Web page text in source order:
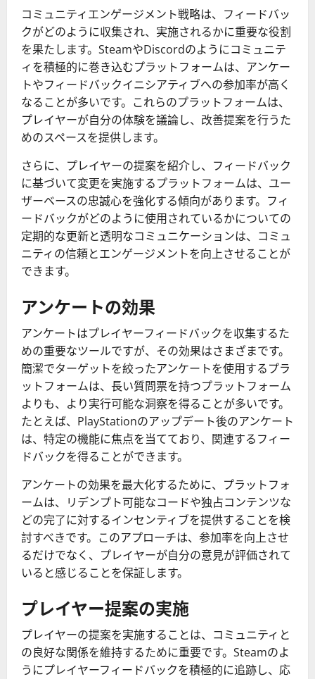
コミュニティエンゲージメント戦略は、フィードバッ
クがどのように収集され、実施されるかに重要な役割
を果たします。SteamやDiscordのようにコミュニテ
ィを積極的に巻き込むプラットフォームは、アンケー
トやフィードバックイニシアティブへの参加率が高く
なることが多いです。これらのプラットフォームは、
プレイヤーが自分の体験を議論し、改善提案を行うた
めのスペースを提供します。
さらに、プレイヤーの提案を紹介し、フィードバック
に基づいて変更を実施するプラットフォームは、ユー
ザーベースの忠誠心を強化する傾向があります。フィ
ードバックがどのように使用されているかについての
定期的な更新と透明なコミュニケーションは、コミュ
ニティの信頼とエンゲージメントを向上させることが
できます。
アンケートの効果
アンケートはプレイヤーフィードバックを収集するた
めの重要なツールですが、その効果はさまざまです。
簡潔でターゲットを絞ったアンケートを使用するプラ
ットフォームは、長い質問票を持つプラットフォーム
よりも、より実行可能な洞察を得ることが多いです。
たとえば、PlayStationのアップデート後のアンケート
は、特定の機能に焦点を当てており、関連するフィー
ドバックを得ることができます。
アンケートの効果を最大化するために、プラットフォ
ームは、リデンプト可能なコードや独占コンテンツな
どの完了に対するインセンティブを提供することを検
討すべきです。このアプローチは、参加率を向上させ
るだけでなく、プレイヤーが自分の意見が評価されて
いると感じることを保証します。
プレイヤー提案の実施
プレイヤーの提案を実施することは、コミュニティと
の良好な関係を維持するために重要です。Steamのよ
うにプレイヤーフィードバックを積極的に追跡し、応